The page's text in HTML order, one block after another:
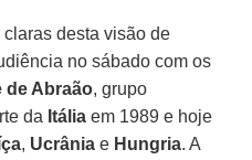
desta visão de
no sábado com os
de Abraão, grupo
da Itália em 1989 e hoje
, Ucrânia e Hungria. A